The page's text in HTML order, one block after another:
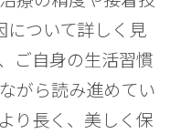
について詳しく見
ご自身の生活習慣
がら読み進めてい
り長く、美しく保